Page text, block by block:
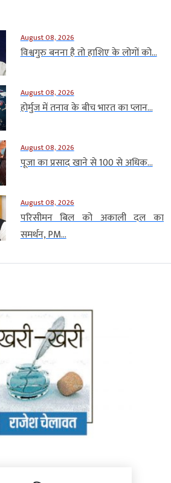
August 08, 2026
विश्वगुरु बनना है तो हाशिए के लोगों को...
August 08, 2026
होर्मुज में तनाव के बीच भारत का प्लान...
August 08, 2026
पूजा का प्रसाद खाने से 100 से अधिक...
August 08, 2026
परिसीमन बिल को अकाली दल का
समर्थन, PM...